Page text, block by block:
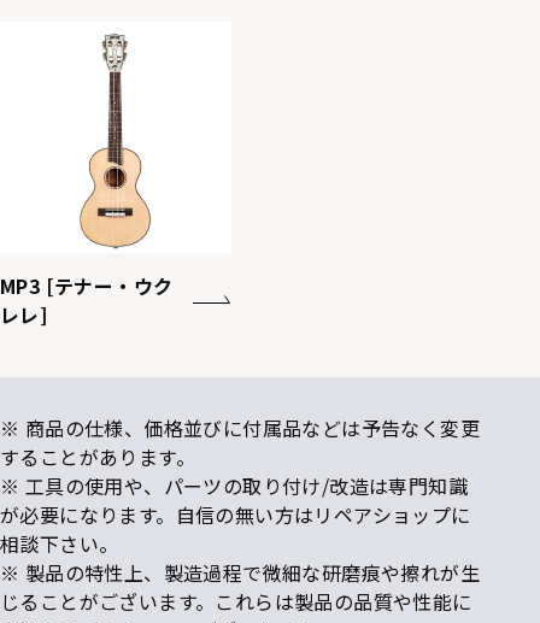
MP3 [テナー・ウク
レレ]
※ 商品の仕様、価格並びに付属品などは予告なく変更
することがあります。
※ 工具の使用や、パーツの取り付け/改造は専門知識
が必要になります。自信の無い方はリペアショップに
相談下さい。
※ 製品の特性上、製造過程で微細な研磨痕や擦れが生
じることがございます。これらは製品の品質や性能に